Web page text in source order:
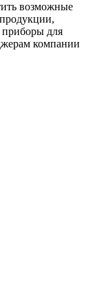
возможные
приборы для
компании